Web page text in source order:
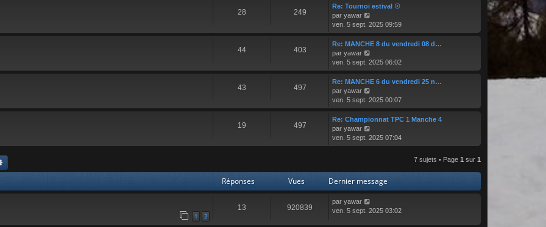
i
e
r
m
e
s
s
a
g
e
l
e
n
e
m
s
a
s
l
t
e
l
e
n
e
m
g
28 249
Re: Tournoi estival ☉
par yawar
o
n
s
l
t
e
l
e
n
m
a
g
ven. 5 sept. 2025 09:59
44 403
Re: MANCHE 8 du vendredi 08 d…
par yawar
o
n
s
l
t
l
r
n
i
r
ven. 5 sept. 2025 06:02
43 497
Re: MANCHE 6 du vendredi 25 n…
par yawar
o
n
s
l
t
l
e
d
r
ven. 5 sept. 2025 00:07
19 497
Re: Championnat TPC 1 Manche 4
par yawar
o
n
l
t
e
l
ven. 5 sept. 2025 07:04
7 sujets • Page 1 sur 1
Réponses Vues Dernier message
1 2
13 920839
par yawar
ven. 5 sept. 2025 03:02